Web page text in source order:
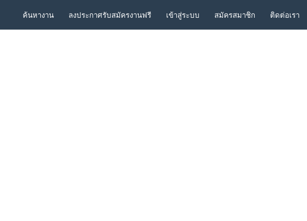
ค้นหางาน ลงประกาศรับสมัครงานฟรี เข้าสู่ระบบ สมัครสมาชิก ติดต่อเรา